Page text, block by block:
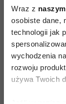
Wraz z
osobiste dane,
technologii jak
wychodzenia
rozwoju
używa Twoich
Tak, silnie
i szczęście w
Przyjaciele,
Ich liczba
a im więcej
poziom